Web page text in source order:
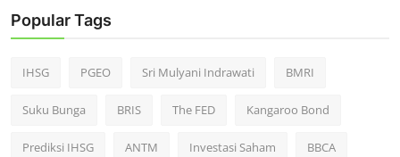
Popular Tags
IHSG PGEO Sri Mulyani Indrawati BMRI
Suku Bunga BRIS The FED Kangaroo Bond
Prediksi IHSG ANTM Investasi Saham BBCA